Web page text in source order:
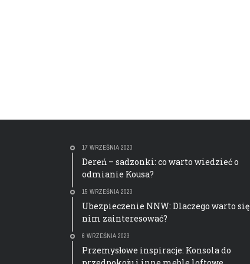
17 WRZEŚNIA 2023
Dereń – sadzonki: co warto wiedzieć o
odmianie Kousa?
15 WRZEŚNIA 2023
Ubezpieczenie NNW: Dlaczego warto się
nim zainteresować?
6 WRZEŚNIA 2023
Przemysłowe inspiracje: Konsola do